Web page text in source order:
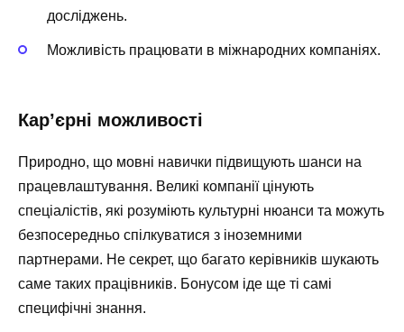
досліджень.
Можливість працювати в міжнародних компаніях.
Кар’єрні можливості
Природно, що мовні навички підвищують шанси на
працевлаштування. Великі компанії цінують
спеціалістів, які розуміють культурні нюанси та можуть
безпосередньо спілкуватися з іноземними
партнерами. Не секрет, що багато керівників шукають
саме таких працівників. Бонусом іде ще ті самі
специфічні знання.